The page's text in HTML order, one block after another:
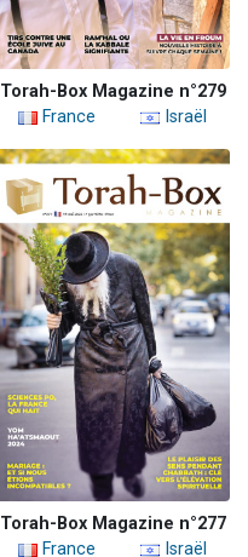
Torah-Box Magazine n°279
France
Israël
Torah-Box Magazine n°277
France
Israël